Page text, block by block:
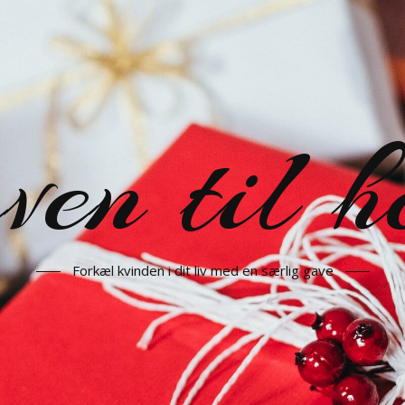
til
Forkæl kvinden i dit liv med en særlig gave